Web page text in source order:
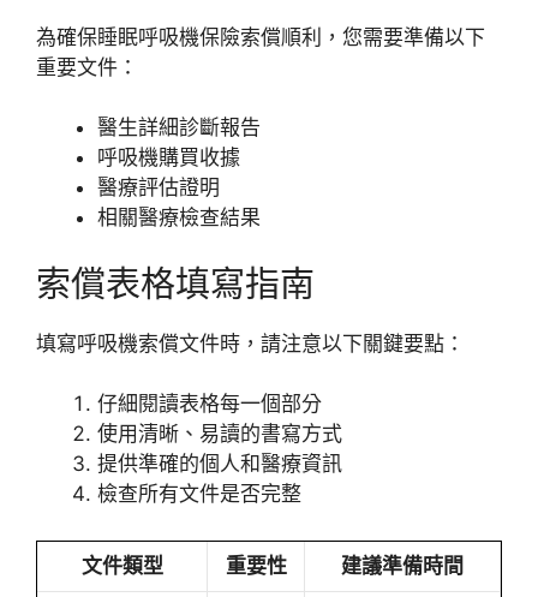
為確保睡眠呼吸機保險索償順利，您需要準備以下
重要文件：
醫生詳細診斷報告
呼吸機購買收據
醫療評估證明
相關醫療檢查結果
索償表格填寫指南
填寫呼吸機索償文件時，請注意以下關鍵要點：
仔細閱讀表格每一個部分
使用清晰、易讀的書寫方式
提供準確的個人和醫療資訊
檢查所有文件是否完整
文件類型 重要性 建議準備時間